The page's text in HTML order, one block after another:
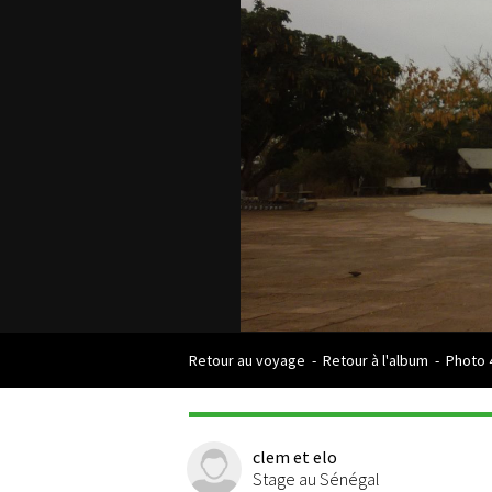
Retour au voyage - Retour à l'album - Photo
clem et elo
Stage au Sénégal